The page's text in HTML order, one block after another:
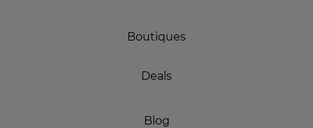
Boutiques
Deals
Blog